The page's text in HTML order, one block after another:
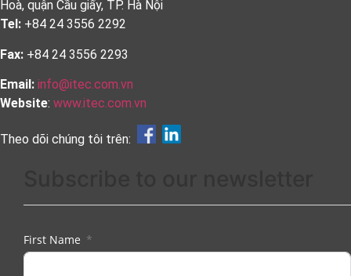
Hoà, quận Cầu giấy, TP. Hà Nội
Tel: +84 24 3556 2292
Fax: +84 24 3556 2293
Email: info@itec.com.vn
Website: www.itec.com.vn
Theo dõi chúng tôi trên:
First Name